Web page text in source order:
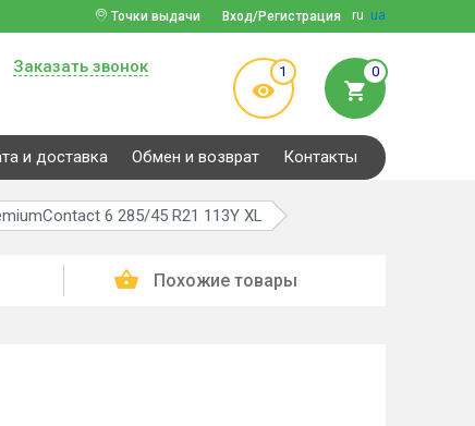
ru ua
Вход/Регистрация
Точки выдачи
Заказать звонок 1 0
и доставка Обмен и возврат Контакты
6 285/45 R21 113Y XL
Похожие товары